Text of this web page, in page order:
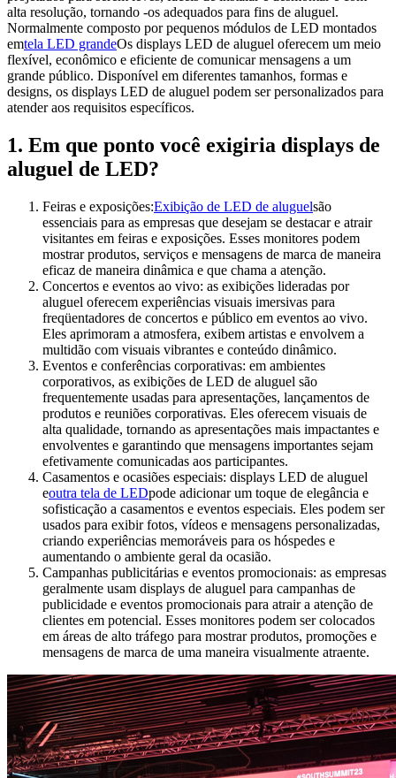
alta resolução, tornando -os adequados para fins de aluguel.
Normalmente composto por pequenos módulos de LED montados
emtela LED grandeOs displays LED de aluguel oferecem um meio
flexível, econômico e eficiente de comunicar mensagens a um
grande público. Disponível em diferentes tamanhos, formas e
designs, os displays LED de aluguel podem ser personalizados para
atender aos requisitos específicos.
1. Em que ponto você exigiria displays de
aluguel de LED?
Feiras e exposições:Exibição de LED de aluguelsão
essenciais para as empresas que desejam se destacar e atrair
visitantes em feiras e exposições. Esses monitores podem
mostrar produtos, serviços e mensagens de marca de maneira
eficaz de maneira dinâmica e que chama a atenção.
Concertos e eventos ao vivo: as exibições lideradas por
aluguel oferecem experiências visuais imersivas para
freqüentadores de concertos e público em eventos ao vivo.
Eles aprimoram a atmosfera, exibem artistas e envolvem a
multidão com visuais vibrantes e conteúdo dinâmico.
Eventos e conferências corporativas: em ambientes
corporativos, as exibições de LED de aluguel são
frequentemente usadas para apresentações, lançamentos de
produtos e reuniões corporativas. Eles oferecem visuais de
alta qualidade, tornando as apresentações mais impactantes e
envolventes e garantindo que mensagens importantes sejam
efetivamente comunicadas aos participantes.
Casamentos e ocasiões especiais: displays LED de aluguel
eoutra tela de LEDpode adicionar um toque de elegância e
sofisticação a casamentos e eventos especiais. Eles podem ser
usados ​​para exibir fotos, vídeos e mensagens personalizadas,
criando experiências memoráveis ​​para os hóspedes e
aumentando o ambiente geral da ocasião.
Campanhas publicitárias e eventos promocionais: as empresas
geralmente usam displays de aluguel para campanhas de
publicidade e eventos promocionais para atrair a atenção de
clientes em potencial. Esses monitores podem ser colocados
em áreas de alto tráfego para mostrar produtos, promoções e
mensagens de marca de uma maneira visualmente atraente.